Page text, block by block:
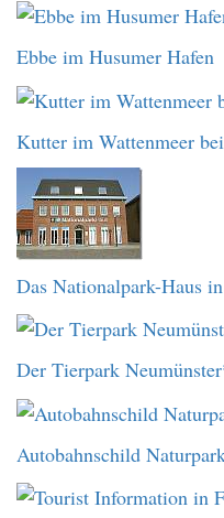
Ebbe im Husumer Hafen
Kutter im Wattenmeer
Das Nationalpark-Haus
Der Tierpark
Autobahnschild